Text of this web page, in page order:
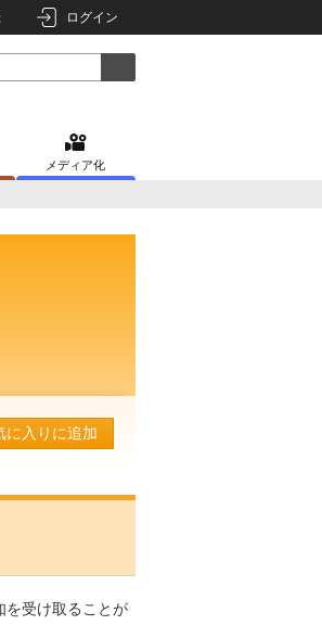
ログイン
メディア化
に入りに追加
を受け取ることが